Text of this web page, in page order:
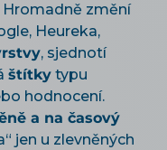
Hromadně změní
Heureka,
, sjednotí
štítky typu
hodnocení.
a na časový
jen u zlevněných